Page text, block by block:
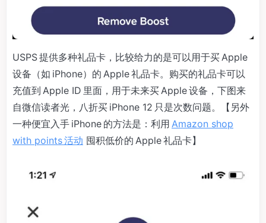
USPS 提供多种礼品卡，比较给力的是可以用于买 Apple
设备（如 iPhone）的 Apple 礼品卡。购买的礼品卡可以
充值到 Apple ID 里面，用于未来买 Apple 设备，下图来
自微信读者光，八折买 iPhone 12 只是次数问题。【另外
一种便宜入手 iPhone 的方法是：利用 Amazon shop
with points 活动 囤积低价的 Apple 礼品卡】